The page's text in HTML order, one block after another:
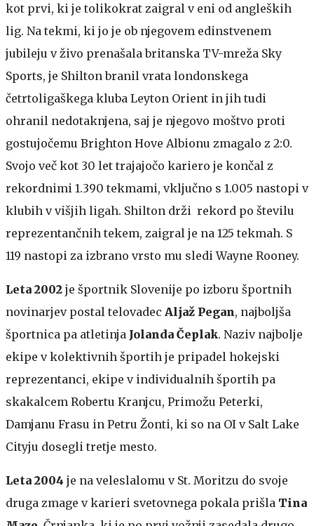
kot prvi, ki je tolikokrat zaigral v eni od angleških
lig. Na tekmi, ki jo je ob njegovem edinstvenem
jubileju v živo prenašala britanska TV-mreža Sky
Sports, je Shilton branil vrata londonskega
četrtoligaškega kluba Leyton Orient in jih tudi
ohranil nedotaknjena, saj je njegovo moštvo proti
gostujočemu Brighton Hove Albionu zmagalo z 2:0.
Svojo več kot 30 let trajajočo kariero je končal z
rekordnimi 1.390 tekmami, vključno s 1.005 nastopi v
klubih v višjih ligah. Shilton drži rekord po številu
reprezentančnih tekem, zaigral je na 125 tekmah. S
119 nastopi za izbrano vrsto mu sledi Wayne Rooney.
Leta 2002 je športnik Slovenije po izboru športnih
novinarjev postal telovadec Aljaž Pegan, najboljša
športnica pa atletinja Jolanda Čeplak. Naziv najbolje
ekipe v kolektivnih športih je pripadel hokejski
reprezentanci, ekipe v individualnih športih pa
skakalcem Robertu Kranjcu, Primožu Peterki,
Damjanu Frasu in Petru Žonti, ki so na OI v Salt Lake
Cityju dosegli tretje mesto.
Leta 2004 je na veleslalomu v St. Moritzu do svoje
druga zmage v karieri svetovnega pokala prišla Tina